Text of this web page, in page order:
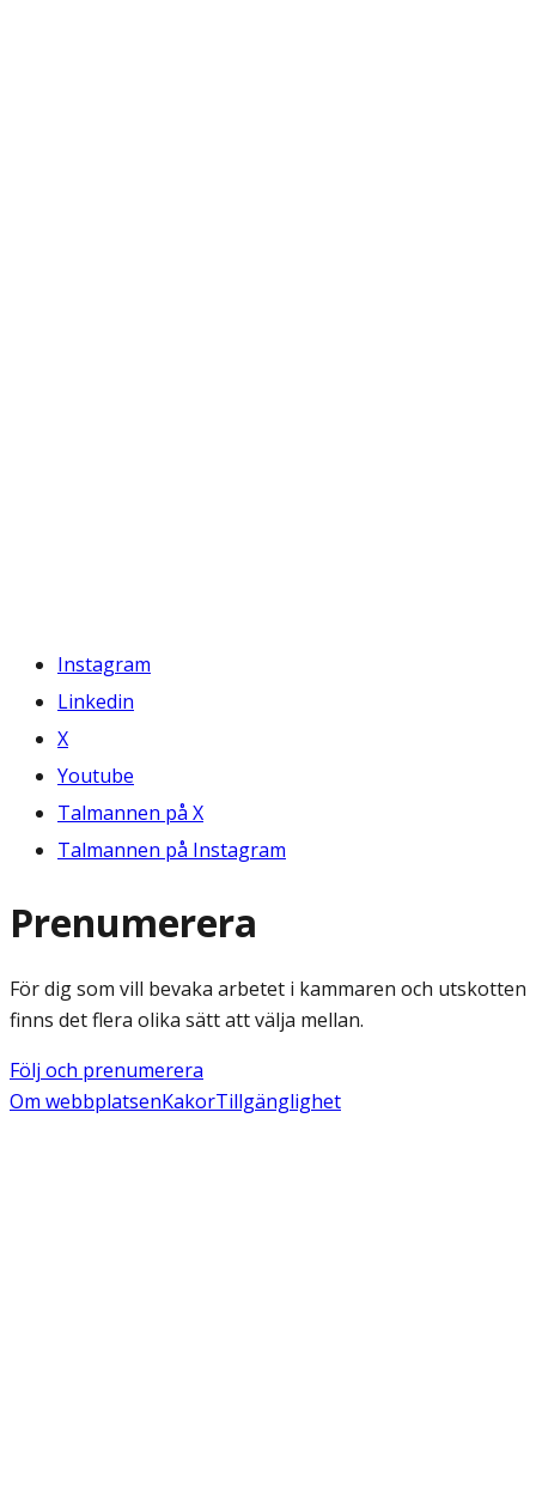
Instagram
Linkedin
X
Youtube
Talmannen på X
Talmannen på Instagram
Prenumerera
För dig som vill bevaka arbetet i kammaren och utskotten
finns det flera olika sätt att välja mellan.
Följ och prenumerera
Om webbplatsenKakorTillgänglighet